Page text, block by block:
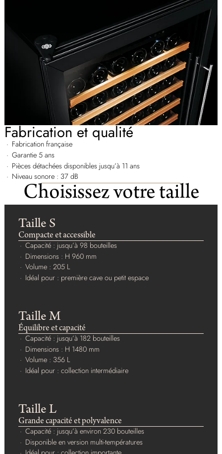
Fabrication et qualité
Fabrication française
Garantie 5 ans
Pièces détachées disponibles jusqu’à 11 ans
Niveau sonore : 37 dB
Choisissez votre taille
Taille S
Compacte et accessible
Capacité : jusqu’à 98 bouteilles
Dimensions : H 960 mm
Volume : 205 L
Idéal pour : première cave ou petit espace
Taille M
Équilibre et capacité
Capacité : jusqu’à 182 bouteilles
Dimensions : H 1480 mm
Volume : 356 L
Idéal pour : collection intermédiaire
Taille L
Grande capacité et polyvalence
Capacité : jusqu’à environ 230 bouteilles
Disponible en version multi-températures